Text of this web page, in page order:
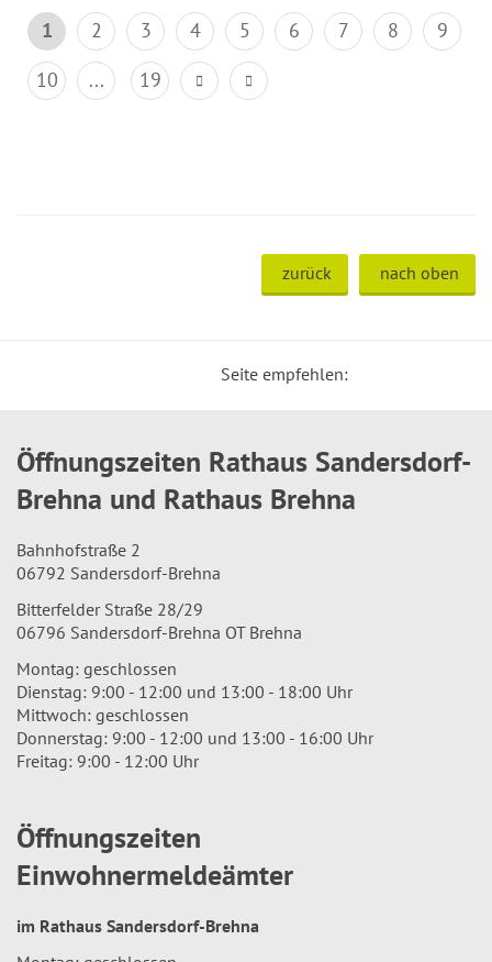
1 2 3 4 5 6 7 8
9
10
... 19
zurück nach oben
Seite empfehlen:
Öffnungszeiten Rathaus Sandersdorf-
Brehna und Rathaus Brehna
Bahnhofstraße 2
06792 Sandersdorf-Brehna
Bitterfelder Straße 28/29
06796 Sandersdorf-Brehna OT Brehna
Montag: geschlossen
Dienstag: 9:00 - 12:00 und 13:00 - 18:00 Uhr
Mittwoch: geschlossen
Donnerstag: 9:00 - 12:00 und 13:00 - 16:00 Uhr
Freitag: 9:00 - 12:00 Uhr
Öffnungszeiten
Einwohnermeldeämter
im Rathaus Sandersdorf-Brehna